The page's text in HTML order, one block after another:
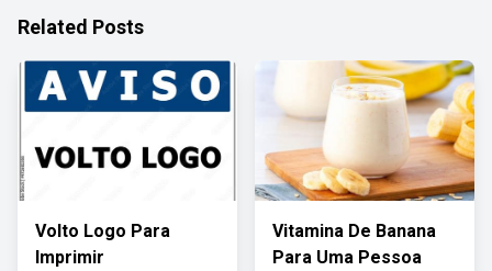
Related Posts
Volto Logo Para
Imprimir
Vitamina De Banana
Para Uma Pessoa